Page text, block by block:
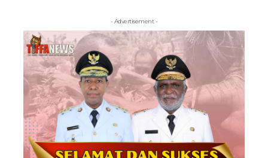
- Advertisement -